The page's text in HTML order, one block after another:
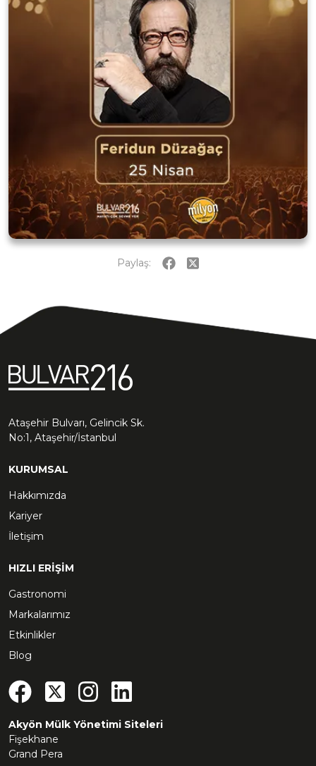
Paylaş:
Ataşehir Bulvarı, Gelincik Sk.
No:1, Ataşehir/İstanbul
KURUMSAL
Hakkımızda
Kariyer
İletişim
HIZLI ERİŞİM
Gastronomi
Markalarımız
Etkinlikler
Blog
Akyön Mülk Yönetimi Siteleri
Fişekhane
Grand Pera